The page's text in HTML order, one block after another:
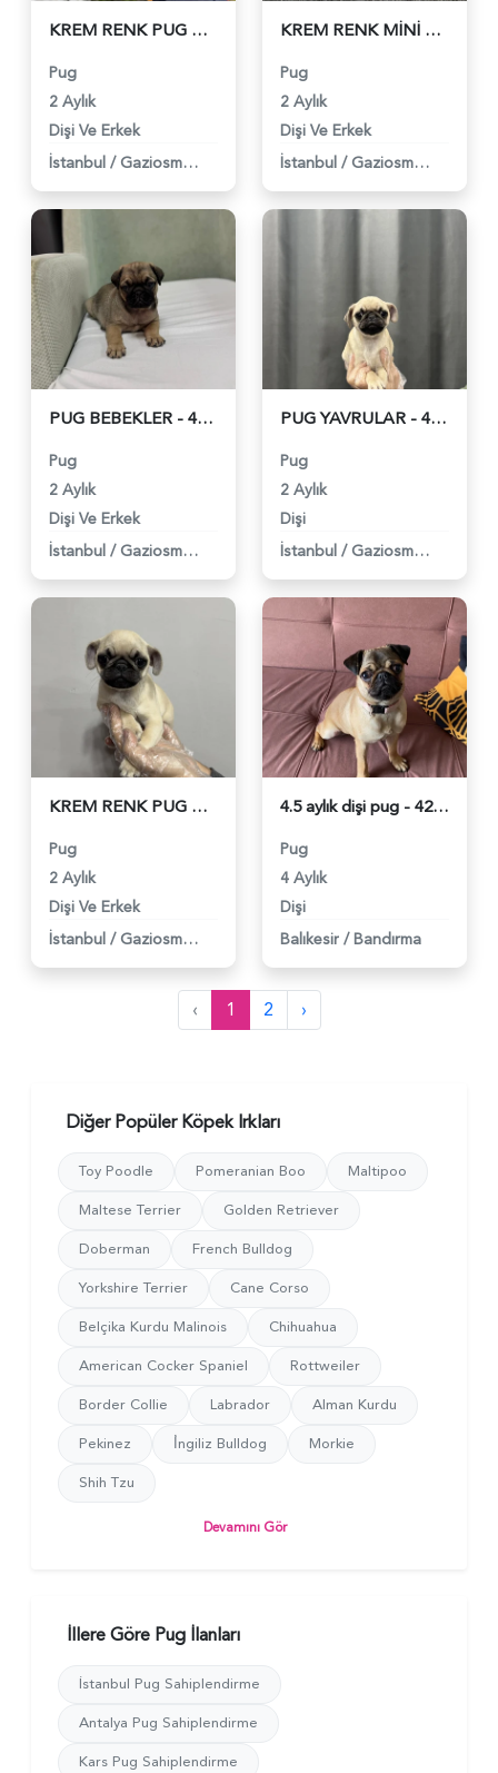
KREM RENK PUG BEBEKLER - 4843
Pug
2 Aylık
Dişi Ve Erkek
İstanbul / Gaziosmanpaşa
KREM RENK MİNİ PUG BEBEKLER - 4844
Pug
2 Aylık
Dişi Ve Erkek
İstanbul / Gaziosmanpaşa
PUG BEBEKLER - 4842
Pug
2 Aylık
Dişi Ve Erkek
İstanbul / Gaziosmanpaşa
PUG YAVRULAR - 4810
Pug
2 Aylık
Dişi
İstanbul / Gaziosmanpaşa
KREM RENK PUG BEBEKLER - 4809
Pug
2 Aylık
Dişi Ve Erkek
İstanbul / Gaziosmanpaşa
4.5 aylık dişi pug - 4267
Pug
4 Aylık
Dişi
Balıkesir / Bandırma
‹ 1 2 ›
Diğer Popüler Köpek Irkları
Toy Poodle Pomeranian Boo
Maltipoo
Maltese Terrier
Golden Retriever
Doberman
French Bulldog
Yorkshire Terrier
Cane Corso
Belçika Kurdu Malinois
Chihuahua
American Cocker Spaniel
Rottweiler
Border Collie
Labrador
Alman Kurdu
Pekinez
İ̇ngiliz Bulldog
Morkie
Shih Tzu
Devamını Gör
İllere Göre Pug İlanları
İstanbul Pug Sahiplendirme
Antalya Pug Sahiplendirme
Kars Pug Sahiplendirme